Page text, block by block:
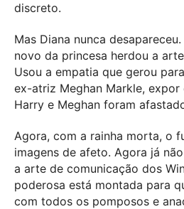
discreto.
Mas Diana nunca
novo da princesa herdou a
Usou a empatia que gerou
ex-atriz Meghan Markle, expor
Harry e Meghan foram
Agora, com a rainha morta, o
imagens de afeto. Agora já
a arte de comunicação dos
poderosa está montada para
com todos os pomposos e